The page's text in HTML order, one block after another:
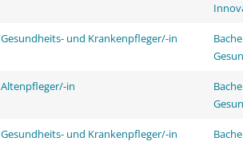
Gesundheits- und Krankenpfleger/-in
Altenpfleger/-in
Gesundheits- und Krankenpfleger/-in